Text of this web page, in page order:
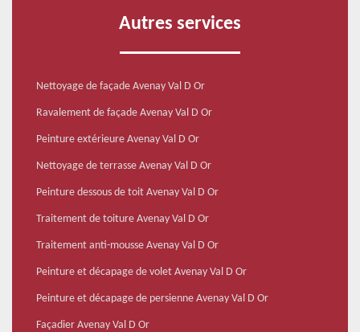
Autres services
Nettoyage de façade Avenay Val D Or
Ravalement de façade Avenay Val D Or
Peinture extérieure Avenay Val D Or
Nettoyage de terrasse Avenay Val D Or
Peinture dessous de toit Avenay Val D Or
Traitement de toiture Avenay Val D Or
Traitement anti-mousse Avenay Val D Or
Peinture et décapage de volet Avenay Val D Or
Peinture et décapage de persienne Avenay Val D Or
Façadier Avenay Val D Or